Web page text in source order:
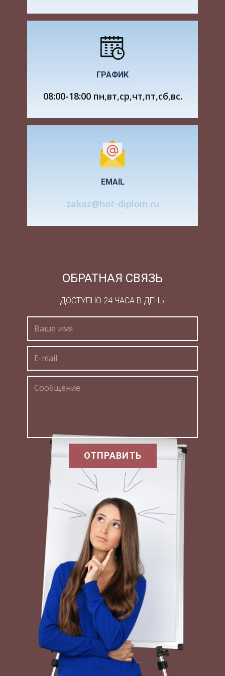
предпочтительным вариантом будет третий
и=21,11; и ном =950 об/мин. 2.2.4. Определяем
максимально допустимое отклонение частоты
вращения приводного вала конвейера:
2.2.5. Определяем
допускаемую частоту вращения приводного
об/мин. 2.2.6.
передаточное число открытой передачи
кинематических параметров привода
Мощность Р, кВт
дв
Частота вращения п,
об/мин
Вращающий момент
Таким образом, выбираем двигатель 4АМ100 L
6УЗ (Р ном =2,2 кВт, п ном =950 об/мин);
передаточные числа: привода и=20,6; редуктора
и зп =7,1; ременной передачи и оп =2,9. Таблица
2.5 Силовые и кинематические параметры
привода
Тип двигателя
4АМ100 L 6УЗ,
Р ном =2,2
кВт, п ном
=950 об/мин
ГРАФИК
08:00-18:00 пн,вт,ср,чт,пт,сб,вс.
EMAIL
zakaz@hot-diplom.ru
ДОСТУПНО 24 ЧАСА В ДЕНЬ!
ОТПРАВИТЬ
ОБРАТНАЯ СВЯЗЬ